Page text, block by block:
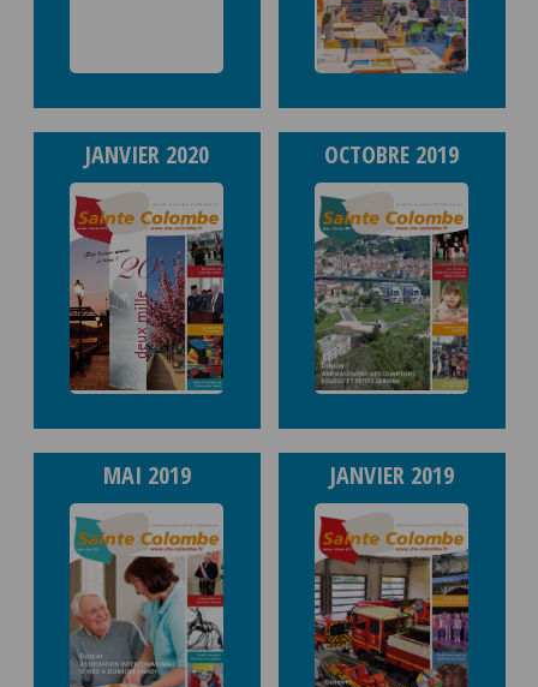
JANVIER 2020 OCTOBRE 2019
MAI 2019 JANVIER 2019